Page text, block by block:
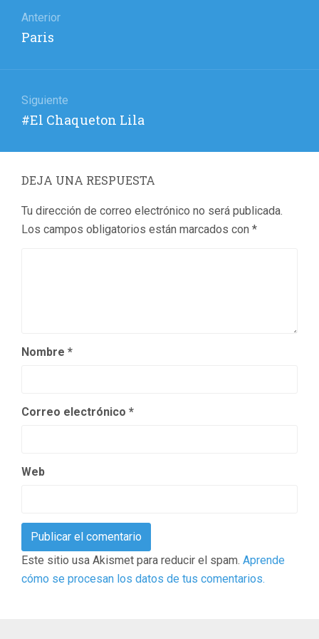
de
entradas
Anterior
Entrada
Paris
Siguiente
Entrada
#El Chaqueton Lila
DEJA UNA RESPUESTA
Tu dirección de correo electrónico no será publicada.
Los campos obligatorios están marcados con *
Nombre *
Correo electrónico *
Web
Este sitio usa Akismet para reducir el spam. Aprende
cómo se procesan los datos de tus comentarios.